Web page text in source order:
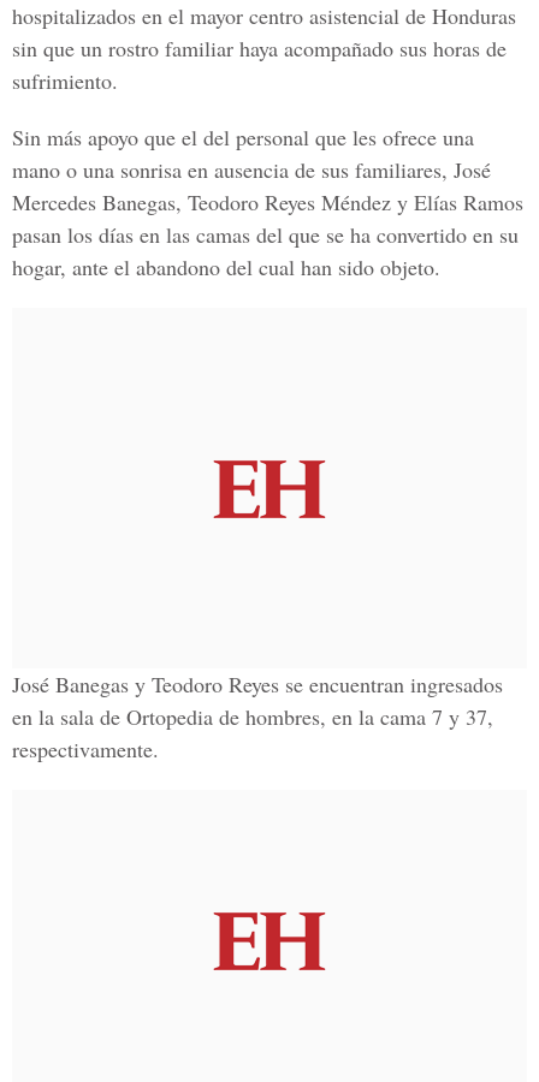
hospitalizados en el mayor centro asistencial de Honduras
sin que un rostro familiar haya acompañado sus horas de
sufrimiento.
Sin más apoyo que el del personal que les ofrece una
mano o una sonrisa en ausencia de sus familiares, José
Mercedes Banegas, Teodoro Reyes Méndez y Elías Ramos
pasan los días en las camas del que se ha convertido en su
hogar, ante el abandono del cual han sido objeto.
José Banegas y Teodoro Reyes se encuentran ingresados
en la sala de Ortopedia de hombres, en la cama 7 y 37,
respectivamente.